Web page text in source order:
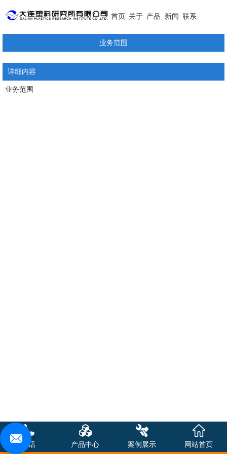
首页 关于 产品 新闻 联系
业务范围
详细内容
业务范围
电话 产品中心 案例展示 网站首页